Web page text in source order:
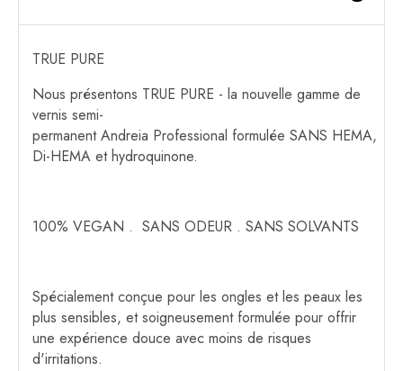
TRUE PURE
Nous présentons TRUE PURE - la nouvelle gamme de
vernis semi-
permanent Andreia Professional formulée SANS HEMA,
Di-HEMA et hydroquinone.
100% VEGAN . SANS ODEUR . SANS SOLVANTS
Spécialement conçue pour les ongles et les peaux les
plus sensibles, et soigneusement formulée pour offrir
une expérience douce avec moins de risques
d'irritations.